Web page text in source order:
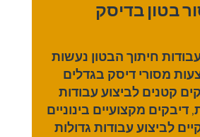
בטון בדיסק
חיתוך הבטון נעשות
מסורי דיסק בגדלים
קטנים לביצוע עבודות
דיבקים מקצועיים בינוניים
לביצוע עבודות גדולות